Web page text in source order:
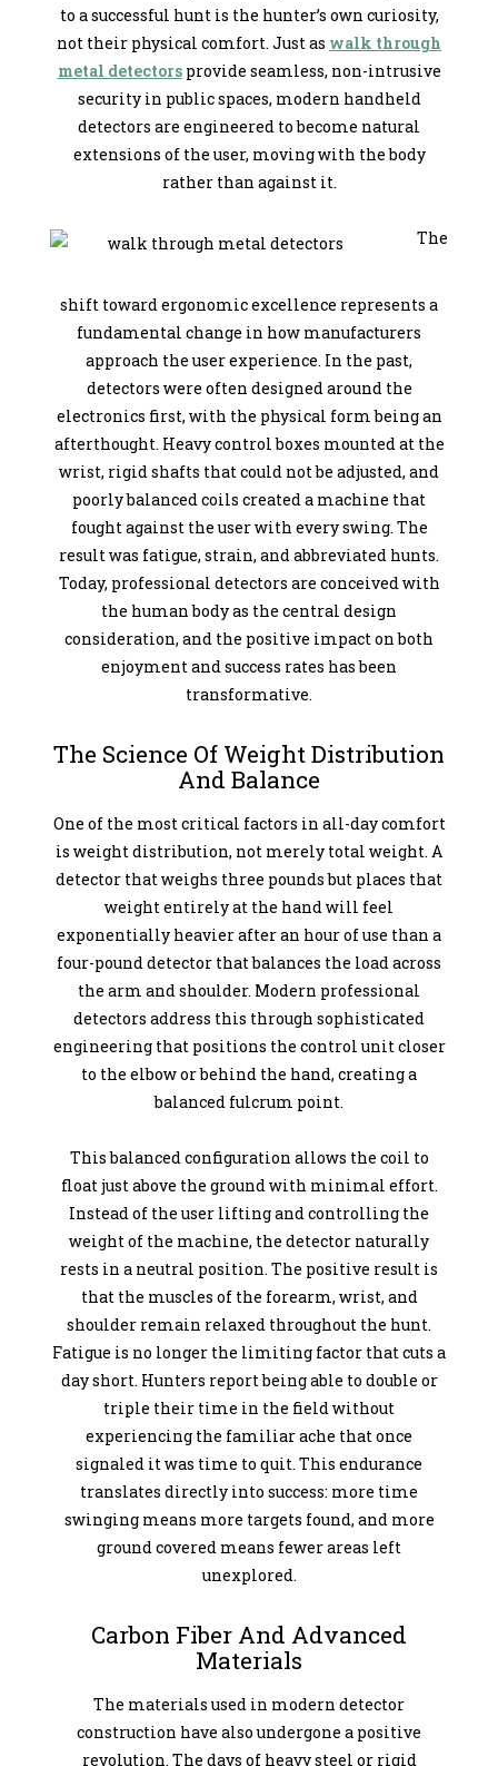
to a successful hunt is the hunter’s own curiosity,
not their physical comfort. Just as walk through
metal detectorsprovide seamless, non-intrusive
security in public spaces, modern handheld
detectors are engineered to become natural
extensions of the user, moving with the body
rather than against it.
The
shift toward ergonomic excellence represents a
fundamental change in how manufacturers
approach the user experience. In the past,
detectors were often designed around the
electronics first, with the physical form being an
afterthought. Heavy control boxes mounted at the
wrist, rigid shafts that could not be adjusted, and
poorly balanced coils created a machine that
fought against the user with every swing. The
result was fatigue, strain, and abbreviated hunts.
Today, professional detectors are conceived with
the human body as the central design
consideration, and the positive impact on both
enjoyment and success rates has been
transformative.
The Science Of Weight Distribution
And Balance
One of the most critical factors in all-day comfort
is weight distribution, not merely total weight. A
detector that weighs three pounds but places that
weight entirely at the hand will feel
exponentially heavier after an hour of use than a
four-pound detector that balances the load across
the arm and shoulder. Modern professional
detectors address this through sophisticated
engineering that positions the control unit closer
to the elbow or behind the hand, creating a
balanced fulcrum point.
This balanced configuration allows the coil to
float just above the ground with minimal effort.
Instead of the user lifting and controlling the
weight of the machine, the detector naturally
rests in a neutral position. The positive result is
that the muscles of the forearm, wrist, and
shoulder remain relaxed throughout the hunt.
Fatigue is no longer the limiting factor that cuts a
day short. Hunters report being able to double or
triple their time in the field without
experiencing the familiar ache that once
signaled it was time to quit. This endurance
translates directly into success: more time
swinging means more targets found, and more
ground covered means fewer areas left
unexplored.
Carbon Fiber And Advanced
Materials
The materials used in modern detector
construction have also undergone a positive
revolution. The days of heavy steel or rigid